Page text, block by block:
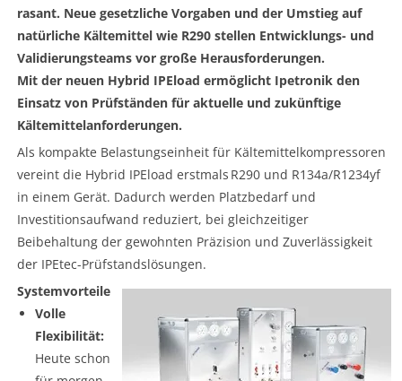
rasant. Neue gesetzliche Vorgaben und der Umstieg auf
natürliche Kältemittel wie R290 stellen Entwicklungs- und
Validierungsteams vor große Herausforderungen.
Mit der neuen Hybrid IPEload ermöglicht Ipetronik den
Einsatz von Prüfständen für aktuelle und zukünftige
Kältemittelanforderungen.
Als kompakte Belastungseinheit für Kältemittelkompressoren
vereint die Hybrid IPEload erstmals R290 und R134a/R1234yf
in einem Gerät. Dadurch werden Platzbedarf und
Investitionsaufwand reduziert, bei gleichzeitiger
Beibehaltung der gewohnten Präzision und Zuverlässigkeit
der IPEtec-Prüfstandslösungen.
Systemvorteile
Volle
Flexibilität:
Heute schon